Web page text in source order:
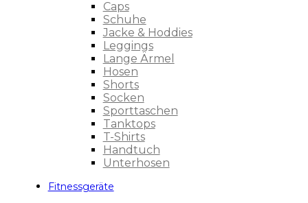
Caps
Schuhe
Jacke & Hoddies
Leggings
Lange Ärmel
Hosen
Shorts
Socken
Sporttaschen
Tanktops
T-Shirts
Handtuch
Unterhosen
Fitnessgeräte